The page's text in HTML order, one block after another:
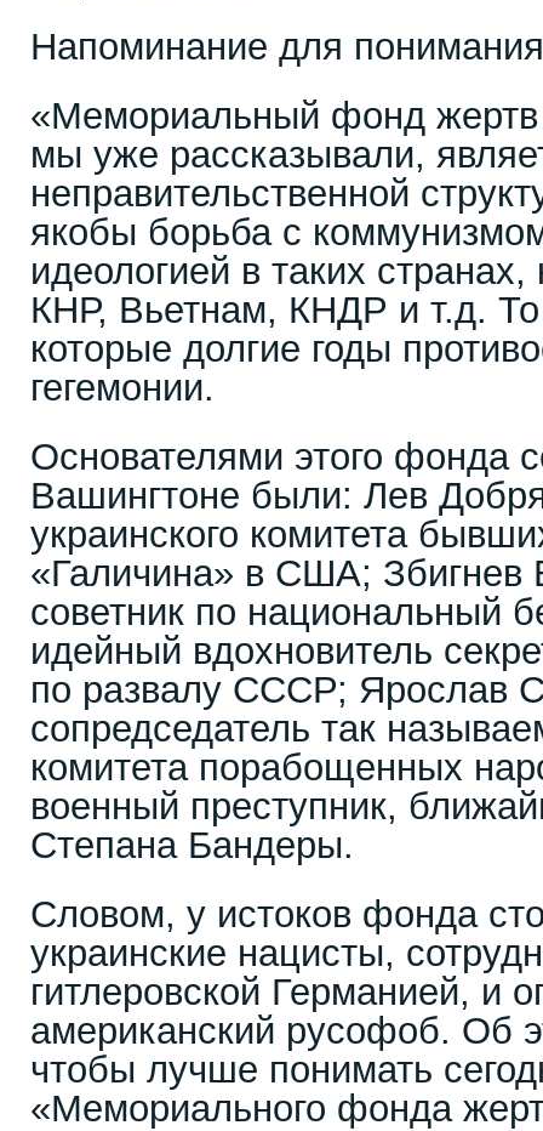
Напоминание для понимания
«Мемориальный фонд жертв
мы уже рассказывали,
неправительственной
якобы борьба с
идеологией в таких
КНР, Вьетнам, КНДР и т.д. То
которые долгие годы
гегемонии.
Основателями этого фонда
Вашингтоне были: Лев
украинского комитета
«Галичина» в США; Збигнев
советник по национальный
идейный вдохновитель
по развалу СССР; Ярослав
сопредседатель так
комитета порабощенных
военный преступник,
Степана Бандеры.
Словом, у истоков фонда
украинские нацисты,
гитлеровской Германией, и
американский русофоб. Об
чтобы лучше понимать
«Мемориального фонда